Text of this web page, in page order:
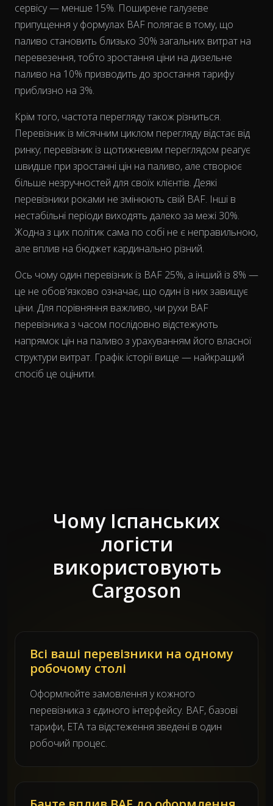
The chart has 2 Y axes displaying % and EUR/L.
сервісу — менше 15%. Поширене галузеве
припущення у формулах BAF полягає в тому, що
паливо становить близько 30% загальних витрат на
перевезення, тобто зростання ціни на дизельне
паливо на 10% призводить до зростання тарифу
приблизно на 3%.
Крім того, частота перегляду також різниться.
Перевізник із місячним циклом перегляду відстає від
ринку; перевізник із щотижневим переглядом реагує
швидше при зростанні цін на паливо, але створює
більше незручностей для своїх клієнтів. Деякі
перевізники роками не змінюють свій BAF. Інші в
нестабільні періоди виходять далеко за межі 30%.
Жодна з цих політик сама по собі не є неправильною,
але вплив на бюджет кардинально різний.
Ось чому один перевізник із BAF 25%, а інший із 8% —
це не обов'язково означає, що один із них завищує
ціни. Для порівняння важливо, чи рухи BAF
перевізника з часом послідовно відстежують
напрямок цін на паливо з урахуванням його власної
структури витрат. Графік історії вище — найкращий
спосіб це оцінити.
Чому Іспанських
логісти
використовують
Cargoson
Всі ваші перевізники на одному
робочому столі
Оформлюйте замовлення у кожного
перевізника з єдиного інтерфейсу. BAF, базові
тарифи, ETA та відстеження зведені в один
робочий процес.